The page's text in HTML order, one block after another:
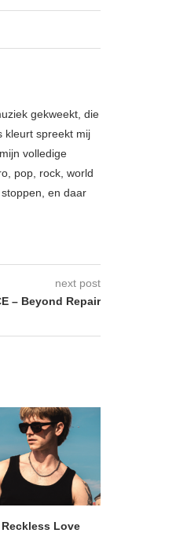
gekweekt, die
kleurt spreekt mij
volledige
pop, rock, world
en daar
next post
– Beyond Repair
Love